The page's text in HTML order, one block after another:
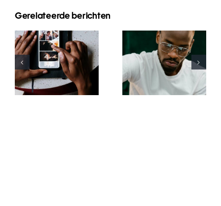
Gerelateerde berichten
Top-Apps
zum
Animieren
von Fotos
für
ansprechende
Top 17 Tipps
zur
Verbesserung
des
Verständnisses
des TikTok-